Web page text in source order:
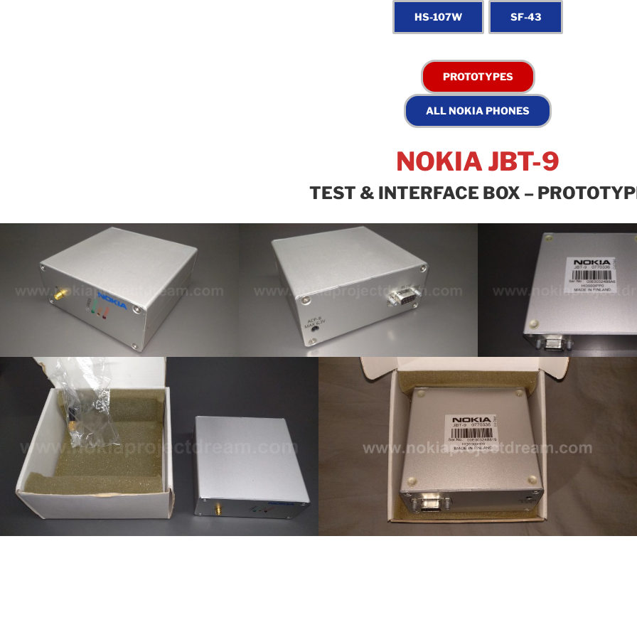
NOKIA JBT-9
TEST & INTERFACE BOX –